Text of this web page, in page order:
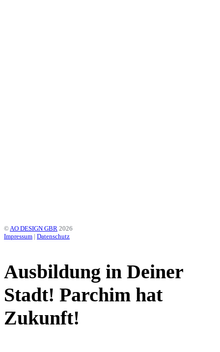
© AO DESIGN GBR 2026
Impressum | Datenschutz
Ausbildung in Deiner
Stadt! Parchim hat
Zukunft!